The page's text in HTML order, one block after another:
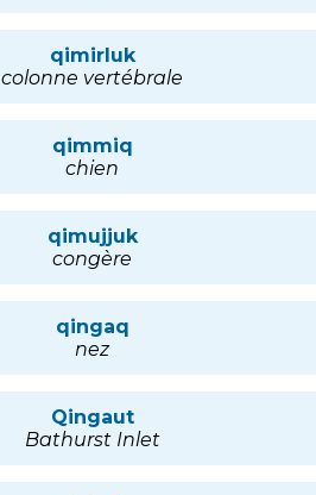
qimirluk
colonne vertébrale
qimmiq
chien
qimujjuk
congère
qingaq
nez
Qingaut
Bathurst Inlet